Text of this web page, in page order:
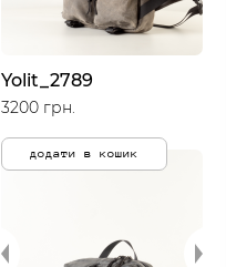
Yolit_2789
3200 грн.
додати в кошик